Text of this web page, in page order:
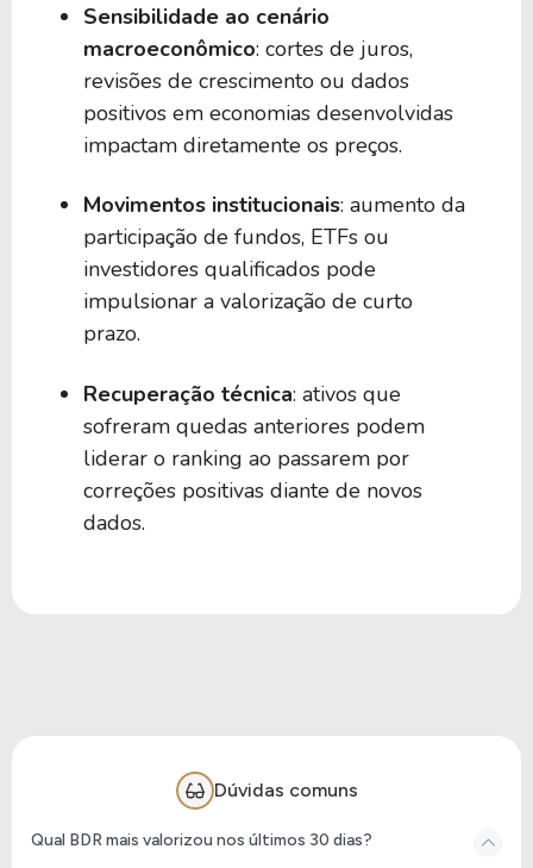
SMIN39 1,39%
BEUW39 1,39% 0,00
BNDA39 1,36% 0,00
BIHE39 1,25%
BIEV39 1,20% 0,00
BIAU39
BEWS39 0,75%
Sensibilidade ao cenário
macroeconômico: cortes de juros,
revisões de crescimento ou dados
positivos em economias desenvolvidas
impactam diretamente os preços.
Movimentos institucionais: aumento da
participação de fundos, ETFs ou
investidores qualificados pode
impulsionar a valorização de curto
prazo.
Recuperação técnica: ativos que
sofreram quedas anteriores podem
liderar o ranking ao passarem por
correções positivas diante de novos
dados.
Dúvidas comuns
Qual BDR mais valorizou nos últimos 30 dias?